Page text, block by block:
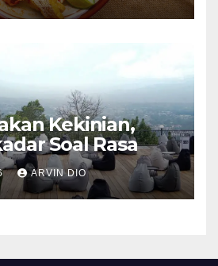
Kekinian,
Soal Rasa
ARVIN DIO